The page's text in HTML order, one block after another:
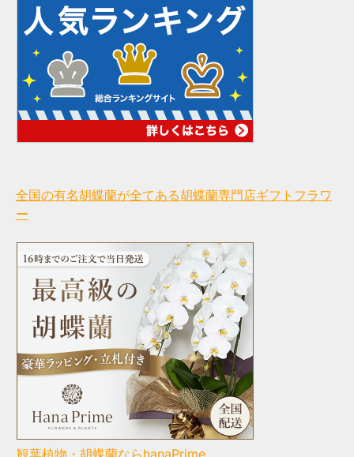
全国の有名胡蝶蘭が全てある胡蝶蘭専門店ギフトフラワ
ー